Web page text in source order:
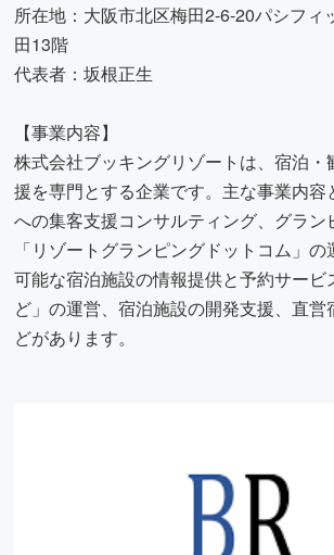
所在地：大阪市北区梅田2-6-20パシフィ
田13階
代表者：坂根正生
【事業内容】
株式会社ブッキングリゾートは、宿泊・
援を専門とする企業です。主な事業内容
への集客支援コンサルティング、グラン
「リゾートグランピングドットコム」
可能な宿泊施設の情報提供と予約サービ
ど」の運営、宿泊施設の開発支援、直営
どがあります。